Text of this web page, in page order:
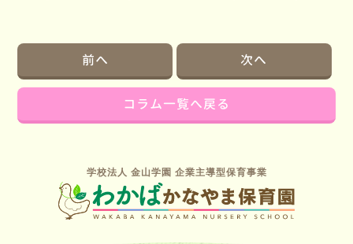
前へ 次へ
コラム一覧へ戻る
学校法人 金山学園 企業主導型保育事業